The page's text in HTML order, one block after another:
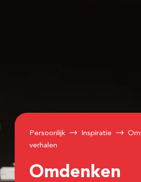
Persoonlijk Inspiratie
verhalen
Omdenken